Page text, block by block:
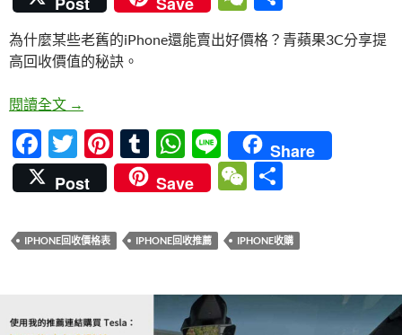
e
b
o
o
k
itt
er
er
es
t
m
bl
at
s
p
e e
C
享
為什麼某些老舊的iPhone還能賣出好價格？青蘋果3C分享提
高回收價值的秘訣。
閱讀全文 怎樣最大化您iPhone的回收價值？
→
F
ac
e
b
o
k
T
w
itt
er
Pi
nt
er
es
t
T
u
m
bl
r
W
h
at
s
A
p
p
Li
n
e
Share
Post
Save
W
C
at
IPHONE回收價格表 IPHONE回收推薦 IPHONE收購